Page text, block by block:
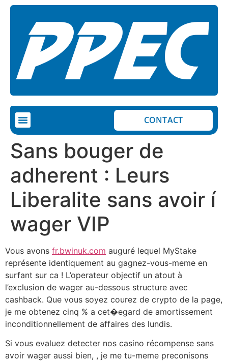
CONTACT
Sans bouger de
adherent : Leurs
Liberalite sans avoir í
wager VIP
Vous avons fr.bwinuk.com auguré lequel MyStake
représente identiquement au gagnez-vous-meme en
surfant sur ca ! L’operateur objectif un atout à
l’exclusion de wager au-dessous structure avec
cashback. Que vous soyez courez de crypto de la page,
je me obtenez cinq % a cet�egard de amortissement
inconditionnellement de affaires des lundis.
Si vous evaluez detecter nos casino récompense sans
avoir wager aussi bien, , je me tu-meme preconisons